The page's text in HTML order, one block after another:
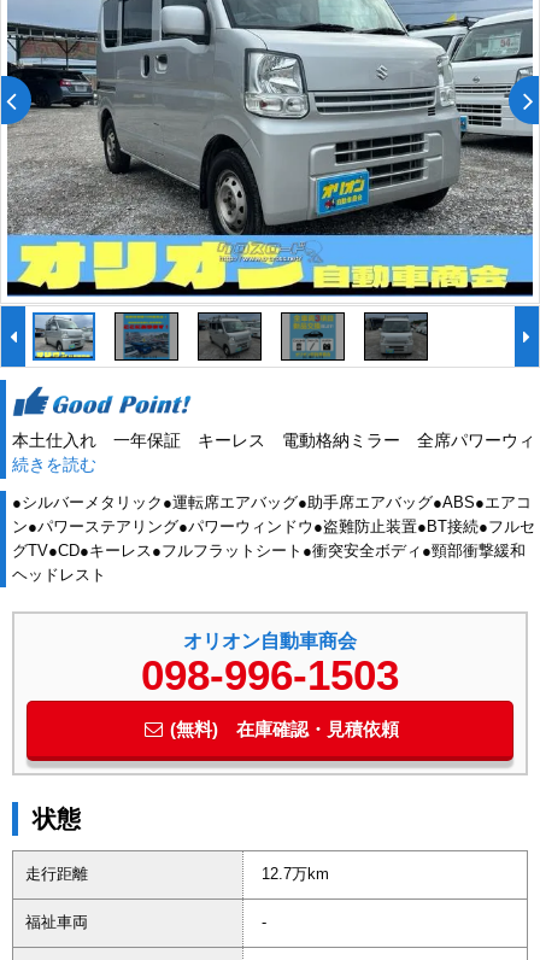
本土仕入れ 一年保証 キーレス 電動格納ミラー 全席パワーウィ
ンドウ ナビ フルセグ TV Bluetooth ETC エンジンオイル・
バッテリー・ワイパーゴム新品
続きを読む
●シルバーメタリック●運転席エアバッグ●助手席エアバッグ●ABS●エアコ
ン●パワーステアリング●パワーウィンドウ●盗難防止装置●BT接続●フルセ
グTV●CD●キーレス●フルフラットシート●衝突安全ボディ●頸部衝撃緩和
ヘッドレスト
オリオン自動車商会
098-996-1503
(無料) 在庫確認・見積依頼
状態
走行距離 12.7万km
福祉車両 -